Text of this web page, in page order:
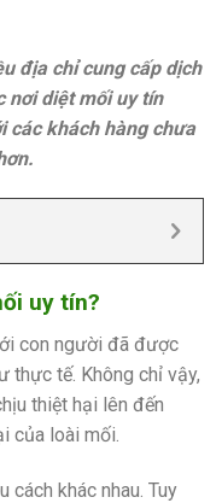
địa chỉ cung cấp dịch
nơi diệt mối uy tín
các khách hàng chưa
uy tín?
con người đã được
thực tế. Không chỉ vậy,
thiệt hại lên đến
của loài mối.
khác nhau. Tuy